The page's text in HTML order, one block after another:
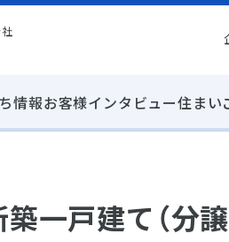
情報お客様インタビュー住まい
一戸建て（分譲